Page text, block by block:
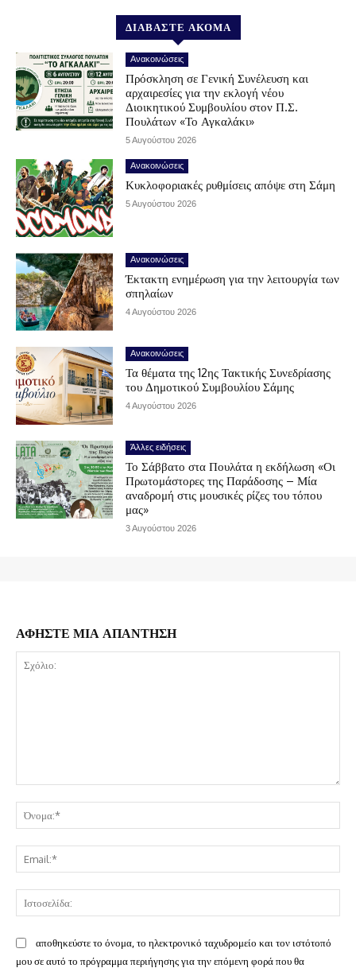
ΔΙΑΒΑΣΤΕ ΑΚΟΜΑ
Ανακοινώσεις
Πρόσκληση σε Γενική Συνέλευση και
αρχαιρεσίες για την εκλογή νέου
Διοικητικού Συμβουλίου στον Π.Σ.
Πουλάτων «Το Αγκαλάκι»
5 Αυγούστου 2026
Ανακοινώσεις
Κυκλοφοριακές ρυθμίσεις απόψε στη Σάμη
5 Αυγούστου 2026
Ανακοινώσεις
Έκτακτη ενημέρωση για την λειτουργία των
σπηλαίων
4 Αυγούστου 2026
Ανακοινώσεις
Τα θέματα της 12ης Τακτικής Συνεδρίασης
του Δημοτικού Συμβουλίου Σάμης
4 Αυγούστου 2026
Άλλες ειδήσεις
Το Σάββατο στα Πουλάτα η εκδήλωση «Οι
Πρωτομάστορες της Παράδοσης – Μία
αναδρομή στις μουσικές ρίζες του τόπου
μας»
3 Αυγούστου 2026
ΑΦΗΣΤΕ ΜΙΑ ΑΠΑΝΤΗΣΗ
αποθηκεύστε το όνομα, το ηλεκτρονικό ταχυδρομείο και τον ιστότοπό
μου σε αυτό το πρόγραμμα περιήγησης για την επόμενη φορά που θα